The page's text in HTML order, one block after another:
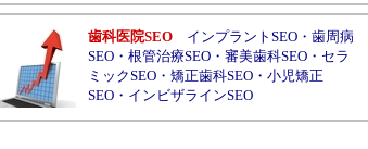
歯科医院SEO インプラントSEO・ 歯周病
SEO・ 根管治療SEO・ 審美歯科SEO・ セラ
ミックSEO・ 矯正歯科SEO・ 小児矯正
SEO・ インビザラインSEO